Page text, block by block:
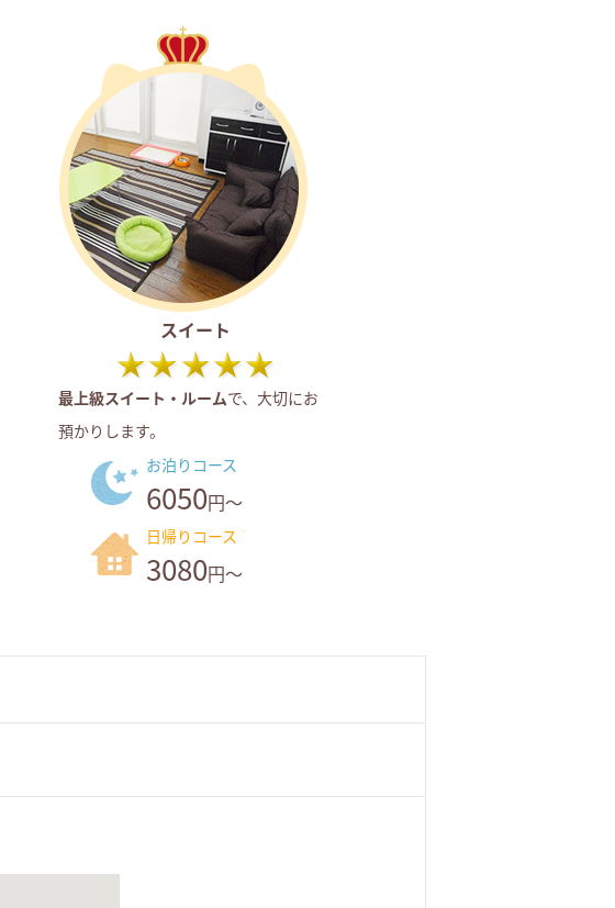
スイート
最上級スイート・ルームで、大切にお
預かりします。
お泊りコース
6050円～
日帰りコース
3080円～